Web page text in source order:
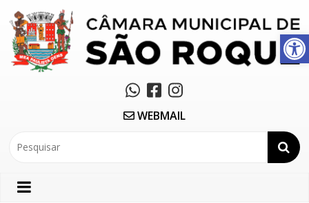
Abrir a barra de ferramentas
WEBMAIL